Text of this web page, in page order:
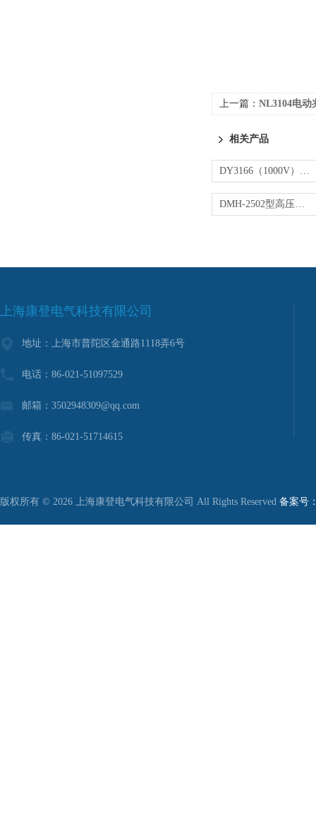
上一篇： NL3104电动
相关产品
DY3166（1000V）电子式指针绝缘电阻测试仪
DMH-2502型高压绝缘电阻测试仪
上海康登电气科技有限公司
地址：上海市普陀区金通路1118弄6号
电话：86-021-51097529
邮箱：3502948309@qq.com
传真：86-021-51714615
版权所有 © 2026 上海康登电气科技有限公司 All Rights Reserved 备案号